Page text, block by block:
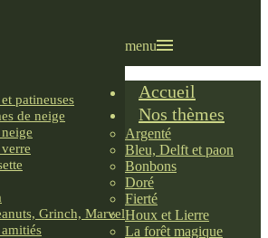
patineuses
de neige
Grinch, Marvel
menu
Accueil
Nos thèmes
Argenté
Bleu, Delft et paon
Bonbons
Doré
Fierté
Houx et Lierre
La forêt magique